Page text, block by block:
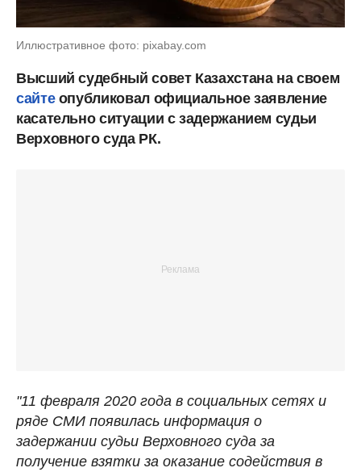
Иллюстративное фото: pixabay.com
Высший судебный совет Казахстана на своем
сайте опубликовал официальное заявление
касательно ситуации с задержанием судьи
Верховного суда РК.
"11 февраля 2020 года в социальных сетях и
ряде СМИ появилась информация о
задержании судьи Верховного суда за
получение взятки за оказание содействия в